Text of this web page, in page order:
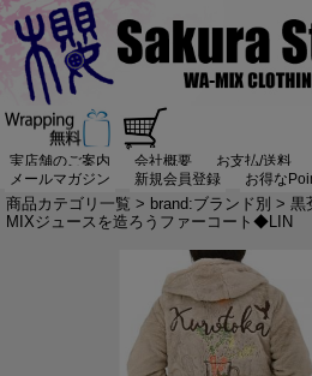
実店舗のご案内 会社概要 お支払/送料
メールマガジン
新規会員登録 お得な
商品カテゴリ一覧 > brand:ブランド別 > 黒
MIXジュースを造ろうファーコート◆LIN